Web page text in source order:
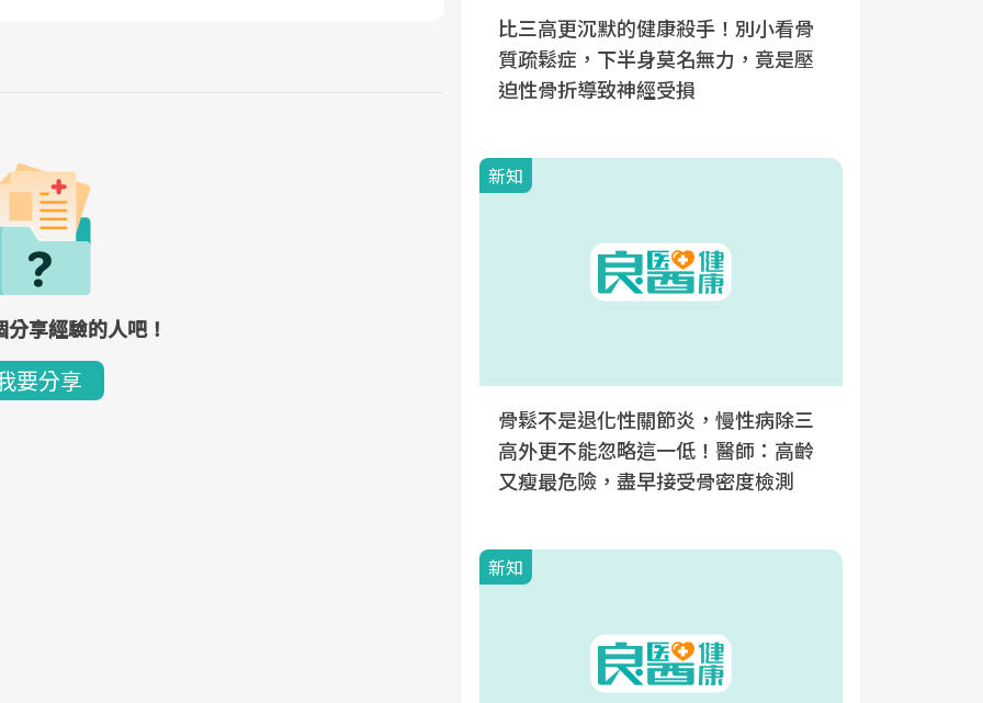
享經驗的人吧！
要分享
比三高更沉默的健康殺手！別小看骨
質疏鬆症，下半身莫名無力，竟是壓
迫性骨折導致神經受損
新知
骨鬆不是退化性關節炎，慢性病除三
高外更不能忽略這一低！醫師：高齡
又瘦最危險，盡早接受骨密度檢測
新知